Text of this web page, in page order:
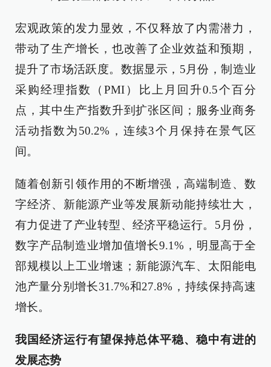
宏观政策的发力显效，不仅释放了内需潜力，
带动了生产增长，也改善了企业效益和预期，
提升了市场活跃度。数据显示，5月份，制造业
采购经理指数（PMI）比上月回升0.5个百分
点，其中生产指数升到扩张区间；服务业商务
活动指数为50.2%，连续3个月保持在景气区
间。
随着创新引领作用的不断增强，高端制造、数
字经济、新能源产业等发展新动能持续壮大，
有力促进了产业转型、经济平稳运行。5月份，
数字产品制造业增加值增长9.1%，明显高于全
部规模以上工业增速；新能源汽车、太阳能电
池产量分别增长31.7%和27.8%，持续保持高速
增长。
我国经济运行有望保持总体平稳、稳中有进的
发展态势